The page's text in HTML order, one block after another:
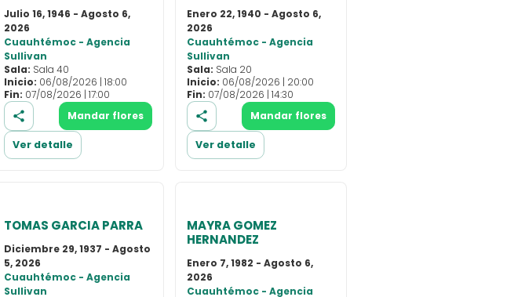
Julio 16, 1946 - Agosto 6,
2026
Cuauhtémoc - Agencia
Sullivan
Sala: Sala 40
Inicio: 06/08/2026 | 18:00
Fin: 07/08/2026 | 17:00
Mandar flores
Ver detalle
Enero 22, 1940 - Agosto 6,
2026
Cuauhtémoc - Agencia
Sullivan
Sala: Sala 20
Inicio: 06/08/2026 | 20:00
Fin: 07/08/2026 | 14:30
Mandar flores
Ver detalle
TOMAS GARCIA PARRA
Diciembre 29, 1937 - Agosto
5, 2026
Cuauhtémoc - Agencia
Sullivan
MAYRA GOMEZ
HERNANDEZ
Enero 7, 1982 - Agosto 6,
2026
Cuauhtémoc - Agencia